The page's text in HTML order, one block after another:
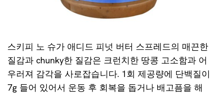
스키피 노 슈가 애디드 피넛 버터 스프레드의 매끈한
질감과 chunky한 질감은 크런치한 땅콩 고소함과 어
우러져 감각을 사로잡습니다. 1회 제공량에 단백질이
7g 들어 있어서 운동 후 회복을 돕거나 배고픔을 해